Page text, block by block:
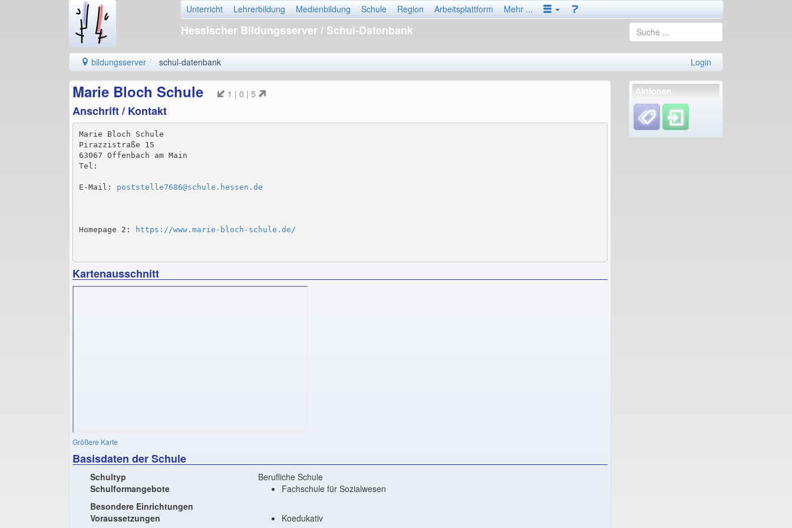
Unterricht Lehrerbildung Medienbildung Schule Region Arbeitsplattform Mehr ...
Hessischer Bildungsserver/ Schul-Datenbank
bildungsserver schul-datenbank Login
Marie Bloch Schule 1 | 0 | 5
Anschrift / Kontakt
Marie Bloch Schule
Pirazzistraße 15
63067 Offenbach am Main
Tel:
E-Mail: poststelle7686@schule.hessen.de
Homepage 2: https://www.marie-bloch-schule.de/
Kartenausschnitt
Größere Karte
Basisdaten der Schule
Schultyp
Berufliche Schule
Schulformangebote
Fachschule für Sozialwesen
Besondere Einrichtungen
Voraussetzungen
Koedukativ
Aktionen